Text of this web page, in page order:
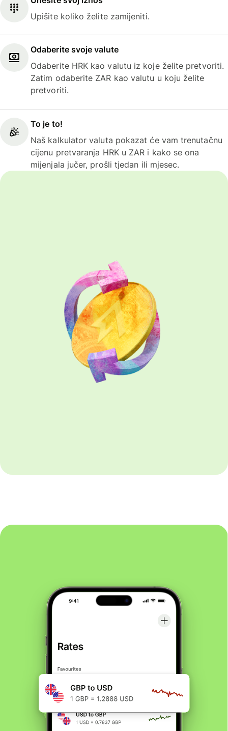
Upišite koliko želite zamijeniti.
Odaberite svoje valute
Odaberite HRK kao valutu iz koje želite pretvoriti.
Zatim odaberite ZAR kao valutu u koju želite
pretvoriti.
To je to!
Naš kalkulator valuta pokazat će vam trenutačnu
cijenu pretvaranja HRK u ZAR i kako se ona
mijenjala jučer, prošli tjedan ili mjesec.